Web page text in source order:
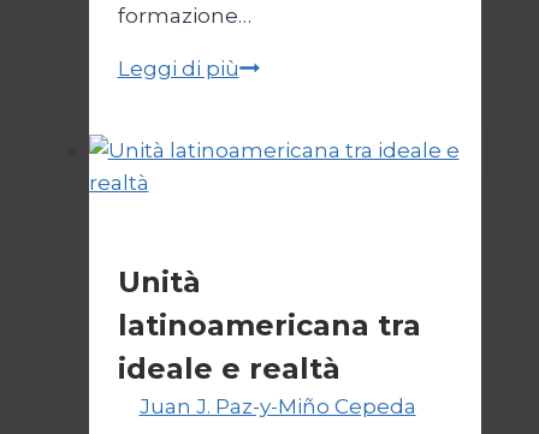
formazione…
Leggi di piùRicchi
latinoamericani
Unità
latinoamericana tra
ideale e realtà
Juan J. Paz-y-Miño Cepeda